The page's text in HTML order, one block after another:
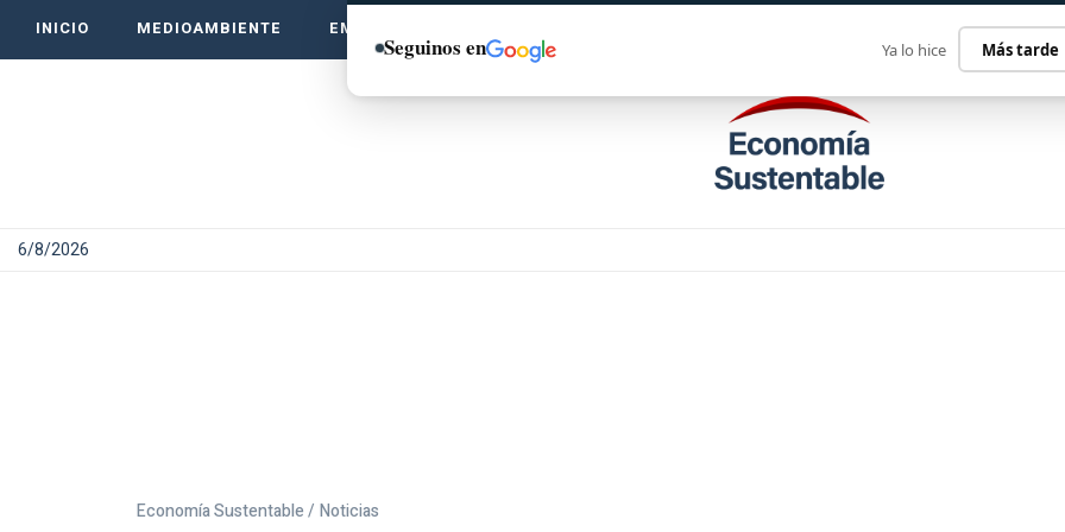
INICIO MEDIOAMBIENTE EMPRENDE VERDE
6/8/2026
Economía Sustentable / Noticias
Seguinos en Ya lo hice Más tarde